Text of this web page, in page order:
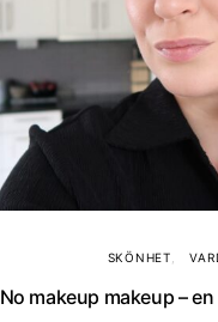
SKÖNHET
No makeup makeup –